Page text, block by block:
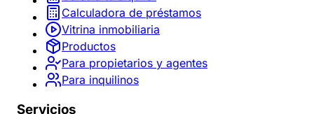
Calculadora de préstamos
Vitrina inmobiliaria
Productos
Para propietarios y agentes
Para inquilinos
Servicios